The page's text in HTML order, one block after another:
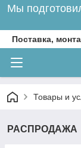
Мы
Поставка,
Товары и
РАСПРОДАЖА